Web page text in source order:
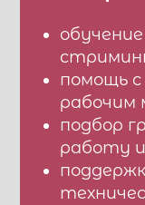
помощь
рабочим
подбор
работу